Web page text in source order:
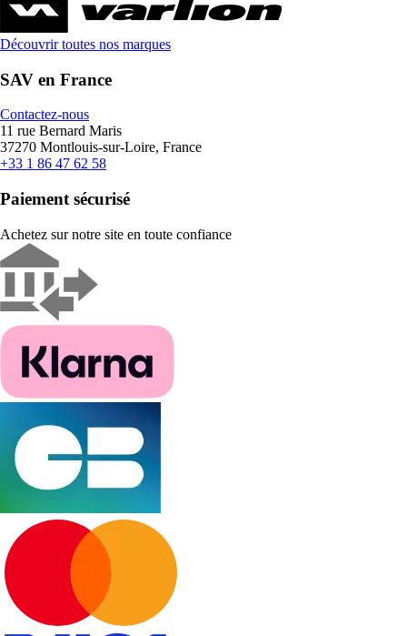
Découvrir toutes nos marques
SAV en France
Contactez-nous
11 rue Bernard Maris
37270 Montlouis-sur-Loire, France
+33 1 86 47 62 58
Paiement sécurisé
Achetez sur notre site en toute confiance